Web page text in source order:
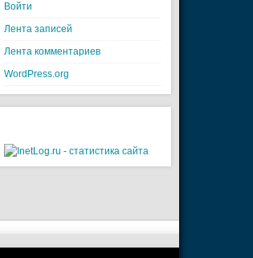
Войти
Лента записей
Лента комментариев
WordPress.org